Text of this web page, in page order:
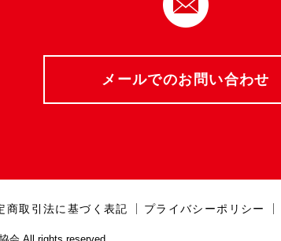
メールでのお問い合わせ
商取引法に基づく表記 プライバシーポリシー